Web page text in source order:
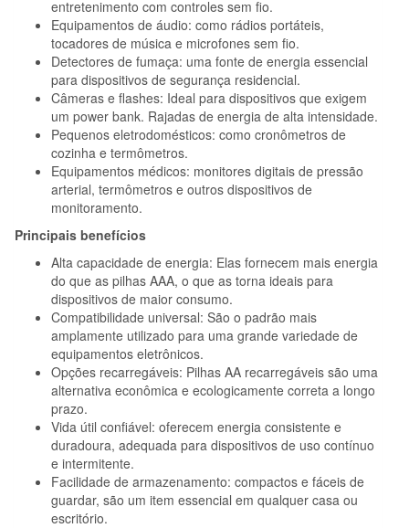
entretenimento com controles sem fio.
Equipamentos de áudio: como rádios portáteis,
tocadores de música e microfones sem fio.
Detectores de fumaça: uma fonte de energia essencial
para dispositivos de segurança residencial.
Câmeras e flashes: Ideal para dispositivos que exigem
um power bank. Rajadas de energia de alta intensidade.
Pequenos eletrodomésticos: como cronômetros de
cozinha e termômetros.
Equipamentos médicos: monitores digitais de pressão
arterial, termômetros e outros dispositivos de
monitoramento.
Principais benefícios
Alta capacidade de energia: Elas fornecem mais energia
do que as pilhas AAA, o que as torna ideais para
dispositivos de maior consumo.
Compatibilidade universal: São o padrão mais
amplamente utilizado para uma grande variedade de
equipamentos eletrônicos.
Opções recarregáveis: Pilhas AA recarregáveis são uma
alternativa econômica e ecologicamente correta a longo
prazo.
Vida útil confiável: oferecem energia consistente e
duradoura, adequada para dispositivos de uso contínuo
e intermitente.
Facilidade de armazenamento: compactos e fáceis de
guardar, são um item essencial em qualquer casa ou
escritório.